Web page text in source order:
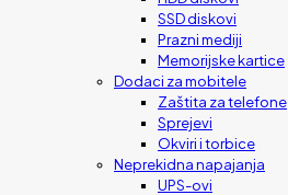
SSD diskovi
Prazni mediji
Memorijske kartice
Dodaci za mobitele
Zaštita za telefone
Sprejevi
Okviri i torbice
Neprekidna napajanja
UPS-ovi